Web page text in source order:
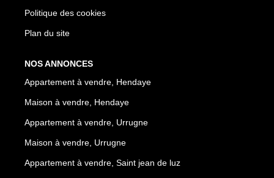
Politique des cookies
Plan du site
NOS ANNONCES
Appartement à vendre, Hendaye
Maison à vendre, Hendaye
Appartement à vendre, Urrugne
Maison à vendre, Urrugne
Appartement à vendre, Saint jean de luz